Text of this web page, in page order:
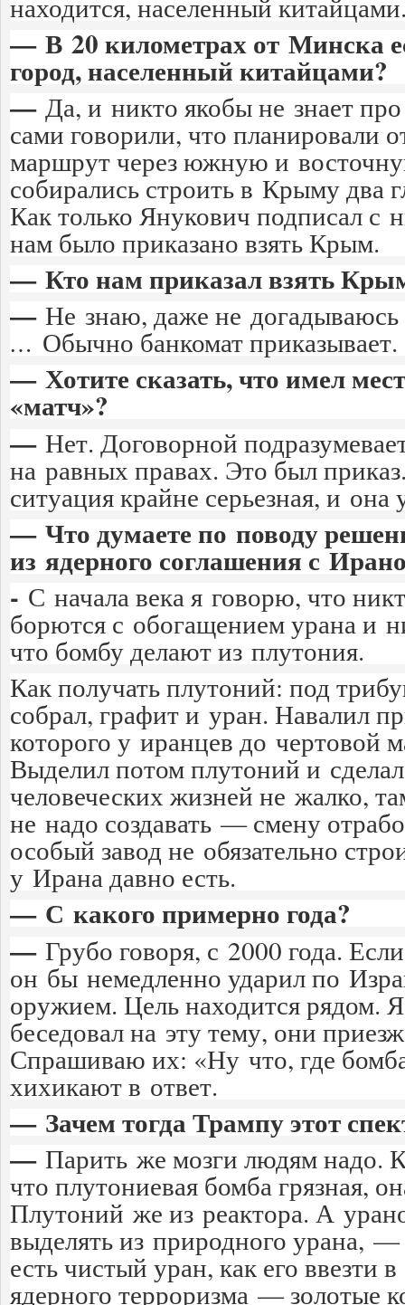
— В 20 километрах от Минска
город, населенный китайцами?
— Да, и никто якобы не знает
сами говорили, что планировали
маршрут через южную и
собирались строить в Крыму два
Как только Янукович подписал с
нам было приказано взять Крым.
— Кто нам приказал взять
— Не знаю, даже не
… Обычно банкомат приказывает.
— Хотите сказать, что имел
«матч»?
— Нет. Договорной
на равных правах. Это был
ситуация крайне серьезная, и
— Что думаете по поводу
из ядерного соглашения с
- С начала века я говорю, что
борются с обогащением урана и
что бомбу делают из плутония.
Как получать плутоний: под
собрал, графит и уран. Навалил
которого у иранцев до чертовой
Выделил потом плутоний и
человеческих жизней не жалко,
не надо создавать — смену
особый завод не обязательно
у Ирана давно есть.
— С какого примерно года?
— Грубо говоря, с 2000 года.
он бы немедленно ударил по
оружием. Цель находится рядом.
беседовал на эту тему, они
Спрашиваю их: «Ну что, где
хихикают в ответ.
— Зачем тогда Трампу этот
— Парить же мозги людям надо.
что плутониевая бомба грязная,
Плутоний же из реактора. А
выделять из природного урана,
есть чистый уран, как его ввезти
ядерного терроризма — золотые